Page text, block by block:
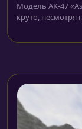
Модель AK-47
круто, несмотря